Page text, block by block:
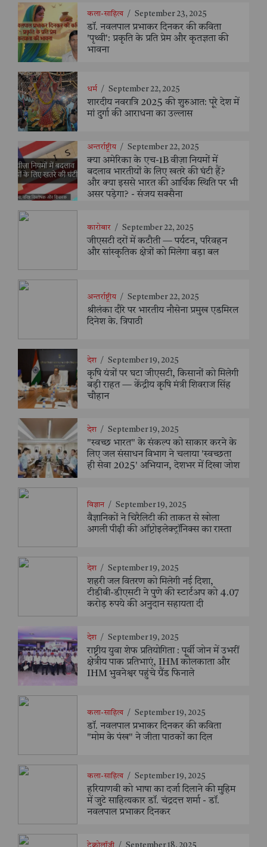
कला-साहित्य / September 23, 2025
डॉ. नवलपाल प्रभाकर दिनकर की कविता
'पृथ्वी': प्रकृति के प्रति प्रेम और कृतज्ञता की
भावना
धर्म / September 22, 2025
शारदीय नवरात्रि 2025 की शुरुआत: पूरे देश में
मां दुर्गा की आराधना का उल्लास
अन्तर्राष्ट्रीय / September 22, 2025
क्या अमेरिका के एच-1B वीज़ा नियमों में
बदलाव भारतीयों के लिए खतरे की घंटी हैं?
और क्या इससे भारत की आर्थिक स्थिति पर भी
असर पड़ेगा? - संजय सक्सैना
कारोबार / September 22, 2025
जीएसटी दरों में कटौती — पर्यटन, परिवहन
और सांस्कृतिक क्षेत्रों को मिलेगा बड़ा बल
अन्तर्राष्ट्रीय / September 22, 2025
श्रीलंका दौरे पर भारतीय नौसेना प्रमुख एडमिरल
दिनेश के. त्रिपाठी
देश / September 19, 2025
कृषि यंत्रों पर घटा जीएसटी, किसानों को मिलेगी
बड़ी राहत — केंद्रीय कृषि मंत्री शिवराज सिंह
चौहान
देश / September 19, 2025
"स्वच्छ भारत" के संकल्प को साकार करने के
लिए जल संसाधन विभाग ने चलाया 'स्वच्छता
ही सेवा 2025' अभियान, देशभर में दिखा जोश
विज्ञान / September 19, 2025
वैज्ञानिकों ने चिरैलिटी की ताकत से खोला
अगली पीढ़ी की ऑप्टोइलेक्ट्रॉनिक्स का रास्ता
देश / September 19, 2025
शहरी जल वितरण को मिलेगी नई दिशा,
टीडीबी-डीएसटी ने पुणे की स्टार्टअप को 4.07
करोड़ रुपये की अनुदान सहायता दी
देश / September 19, 2025
राष्ट्रीय युवा शेफ प्रतियोगिता : पूर्वी जोन में उभरीं
क्षेत्रीय पाक प्रतिभाएं, IHM कोलकाता और
IHM भुवनेश्वर पहुंचे ग्रैंड फिनाले
कला-साहित्य / September 19, 2025
डॉ. नवलपाल प्रभाकर दिनकर की कविता
"मोम के पंख" ने जीता पाठकों का दिल
कला-साहित्य / September 19, 2025
हरियाणवी को भाषा का दर्जा दिलाने की मुहिम
में जुटे साहित्यकार डॉ. चंद्रदत्त शर्मा - डॉ.
नवलपाल प्रभाकर दिनकर